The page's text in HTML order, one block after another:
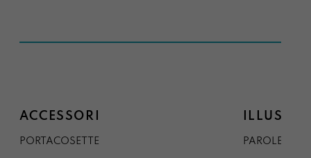
ACCESSORI
PORTACOSETTE PAROLE DAL